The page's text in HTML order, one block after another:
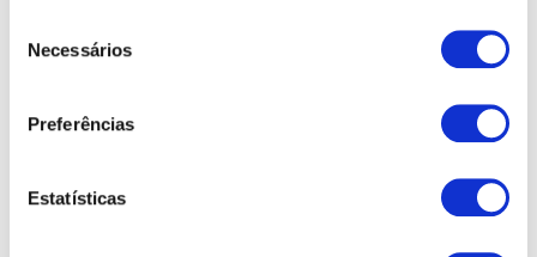
Necessários
Preferências
Estatísticas